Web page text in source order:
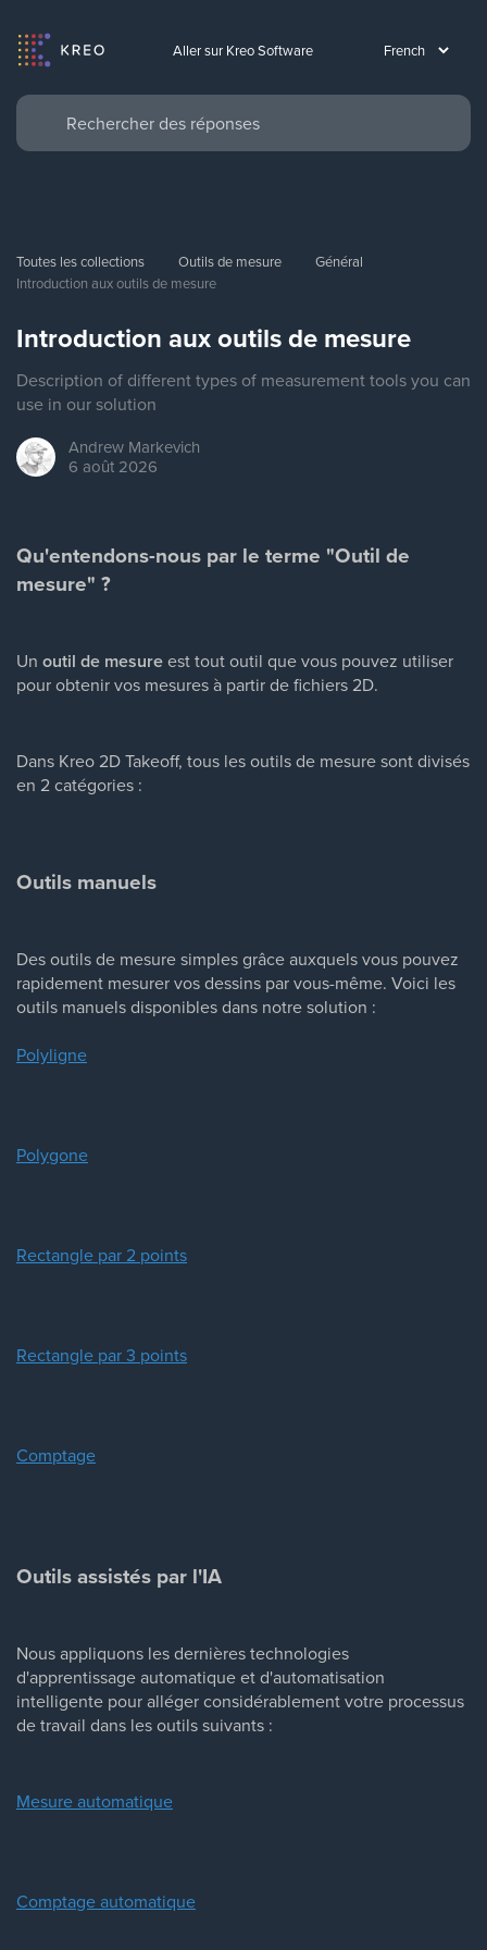
Aller sur Kreo Software
Toutes les collections Outils de mesure
Général
Introduction aux outils de mesure
Introduction aux outils de mesure
Description of different types of measurement tools you can
use in our solution
Andrew Markevich
6 août 2026
Qu'entendons-nous par le terme "Outil de
mesure" ?
Un outil de mesureest tout outil que vous pouvez utiliser
pour obtenir vos mesures à partir de fichiers 2D.
Dans Kreo 2D Takeoff, tous les outils de mesure sont divisés
en 2 catégories :
Outils manuels
Des outils de mesure simples grâce auxquels vous pouvez
rapidement mesurer vos dessins par vous-même. Voici les
outils manuels disponibles dans notre solution :
Polyligne
Polygone
Rectangle par 2 points
Rectangle par 3 points
Comptage
Outils assistés par l'IA
Nous appliquons les dernières technologies
d'apprentissage automatique et d'automatisation
intelligente pour alléger considérablement votre processus
de travail dans les outils suivants :
Mesure automatique
Comptage automatique